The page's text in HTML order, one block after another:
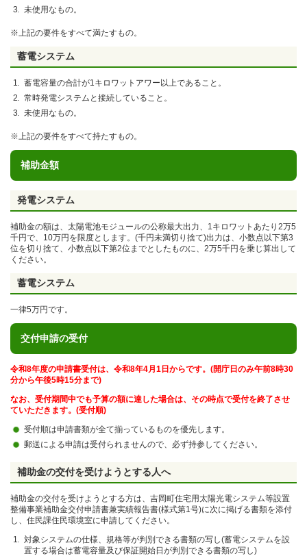
未使用なもの。
※上記の要件をすべて満たすもの。
蓄電システム
蓄電容量の合計が1キロワットアワー以上であること。
常時発電システムと接続していること。
未使用なもの。
※上記の要件をすべて持たすもの。
補助金額
発電システム
補助金の額は、太陽電池モジュールの公称最大出力、1キロワットあたり2万5
千円で、10万円を限度とします。(千円未満切り捨て)出力は、小数点以下第3
位を切り捨て、小数点以下第2位までとしたものに、2万5千円を乗じ算出して
ください。
蓄電システム
一律5万円です。
交付申請の受付
令和8年度の申請書受付は、令和8年4月1日からです。(開庁日のみ午前8時30
分から午後5時15分まで)
なお、受付期間中でも予算の額に達した場合は、その時点で受付を終了させ
ていただきます。(受付順)
受付順は申請書類が全て揃っているものを優先します。
郵送による申請は受付られませんので、必ず持参してください。
補助金の交付を受けようとする人へ
補助金の交付を受けようとする方は、吉岡町住宅用太陽光電システム等設置
整備事業補助金交付申請書兼実績報告書(様式第1号)に次に掲げる書類を添付
し、住民課住民環境室に申請してください。
対象システムの仕様、規格等が判別できる書類の写し(蓄電システムを設
置する場合は蓄電容量及び保証開始日が判別できる書類の写し)